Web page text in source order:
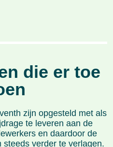
die er toe
zijn opgesteld met als
te leveren aan de
en daardoor de
verder te verlagen.